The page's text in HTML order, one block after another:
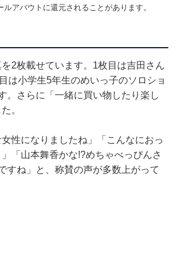
アバウトに還元されることがあります。
2枚載せています。1枚目は吉田さん
は小学生5年生のめいっ子のソロショ
。さらに「一緒に買い物したり楽し
。
性になりましたね」「こんなにおっ
「山本舞香かな!?めちゃべっぴんさ
すね」と、称賛の声が多数上がって